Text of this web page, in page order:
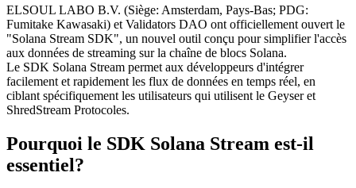
ELSOUL LABO B.V. (Siège: Amsterdam, Pays-Bas; PDG:
Fumitake Kawasaki) et Validators DAO ont officiellement ouvert le
"Solana Stream SDK", un nouvel outil conçu pour simplifier l'accès
aux données de streaming sur la chaîne de blocs Solana.
Le SDK Solana Stream permet aux développeurs d'intégrer
facilement et rapidement les flux de données en temps réel, en
ciblant spécifiquement les utilisateurs qui utilisent le Geyser et
ShredStream Protocoles.
Pourquoi le SDK Solana Stream est-il
essentiel?